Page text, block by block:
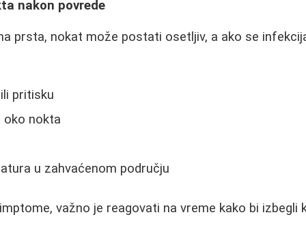
nakon povrede
prsta, nokat može postati osetljiv, a ako se
pritisku
oko nokta
u zahvaćenom području
važno je reagovati na vreme kako bi izbegli